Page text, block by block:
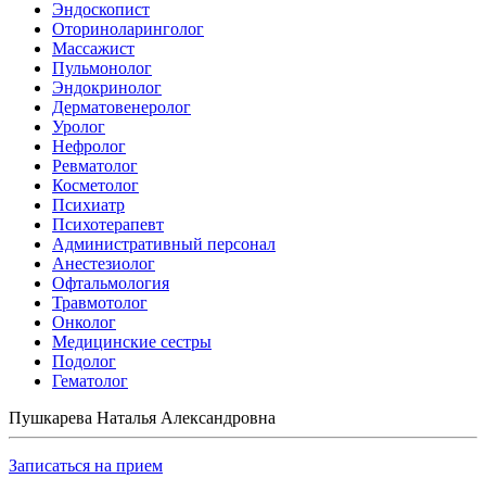
Эндоскопист
Оториноларинголог
Массажист
Пульмонолог
Эндокринолог
Дерматовенеролог
Уролог
Нефролог
Ревматолог
Косметолог
Психиатр
Психотерапевт
Административный персонал
Анестезиолог
Офтальмология
Травмотолог
Онколог
Медицинские сестры
Подолог
Гематолог
Пушкарева Наталья Александровна
Записаться на прием